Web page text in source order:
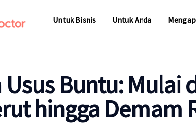
Untuk Bisnis Untuk Anda
Usus Buntu: Mulai
hingga Demam